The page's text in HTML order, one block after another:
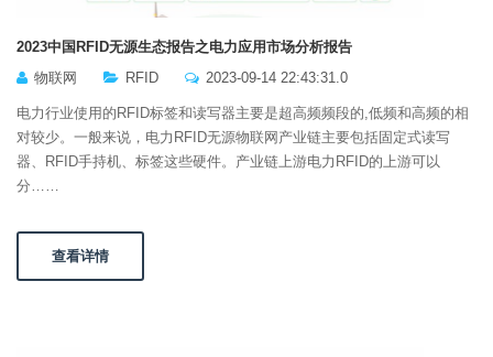
2023中国RFID无源生态报告之电力应用市场分析报告
物联网
RFID 2023-09-14 22:43:31.0
电力行业使用的RFID标签和读写器主要是超高频频段的,低频和高频的相
对较少。一般来说，电力RFID无源物联网产业链主要包括固定式读写
器、RFID手持机、标签这些硬件。产业链上游电力RFID的上游可以
分……
查看详情